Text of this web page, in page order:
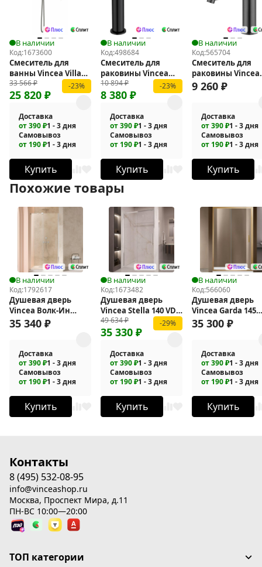
В наличии
Код:1673600
Смеситель для
ванны Vincea Villa
VTFW-1VL1BN
33 566₽
25 820 ₽
-23%
Доставка
от 390 ₽1 - 3 дня
Самовывоз
от 190 ₽1 - 3 дня
Купить
В наличии
Код:498684
Смеситель для
раковины Vincea
Vogue VBF-1V1MB
10 894₽
8 380 ₽
-23%
Доставка
от 390 ₽1 - 3 дня
Самовывоз
от 190 ₽1 - 3 дня
Купить
В наличии
Код:565704
Смеситель для
раковины Vincea
Rim VBF-2RM1GM
9 260 ₽
Доставка
от 390 ₽1 - 3 дня
Самовывоз
от 190 ₽1 - 3 дня
Купить
Похожие товары
В наличии
Код:1792617
Душевая дверь
Vincea Волк-Ин
(Walk-In) 120 L VDS-
35 340 ₽
Доставка
от 390 ₽1 - 3 дня
Самовывоз
от 190 ₽1 - 3 дня
Купить
В наличии
Код:1673482
Душевая дверь
Vincea Stella 140 VDS-
1ST140CL
49 634₽
35 330 ₽
-29%
Доставка
от 390 ₽1 - 3 дня
Самовывоз
от 190 ₽1 - 3 дня
Купить
В наличии
Код:566060
Душевая дверь
Vincea Garda 145
VDS-1G145CLG
35 300 ₽
Доставка
от 390 ₽1 - 3 дня
Самовывоз
от 190 ₽1 - 3 дня
Купить
Контакты
8 (495) 532-08-95
info@vinceashop.ru
Москва, Проспект Мира, д.11
ПН-ВС 10:00—20:00
ТОП категории